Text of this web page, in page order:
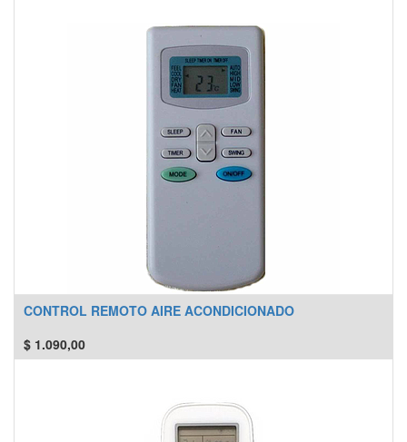
CONTROL REMOTO AIRE ACONDICIONADO
$ 1.090,00